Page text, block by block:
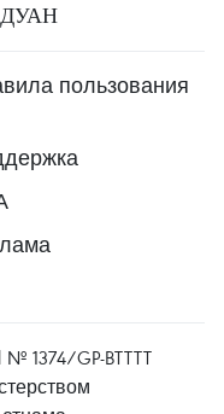
ДУАН
пользования
1374/GP-BTTTT